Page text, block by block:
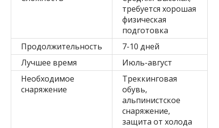
требуется хорошая
физическая
подготовка
Продолжительность
7-10 дней
Лучшее время
Июль-август
Необходимое
снаряжение
Треккинговая
обувь,
альпинистское
снаряжение,
защита от холода